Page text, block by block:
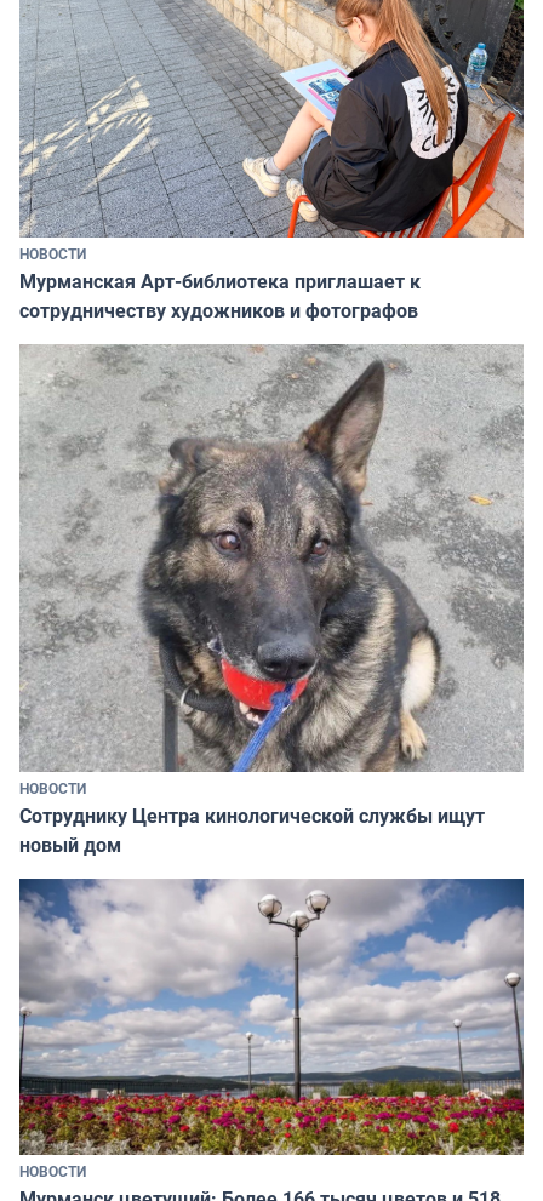
НОВОСТИ
Мурманская Арт-библиотека приглашает к
сотрудничеству художников и фотографов
НОВОСТИ
Сотруднику Центра кинологической службы ищут
новый дом
НОВОСТИ